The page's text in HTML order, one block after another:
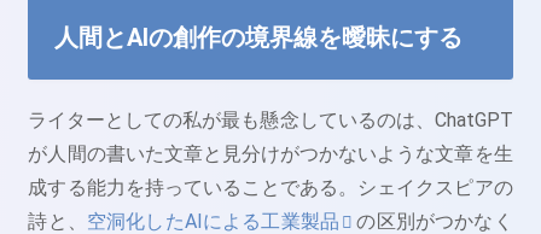
人間とAIの創作の境界線を曖昧にする
ライターとしての私が最も懸念しているのは、ChatGPT
が人間の書いた文章と見分けがつかないような文章を生
成する能力を持っていることである。シェイクスピアの
詩と、 空洞化したAIによる工業製品
の区別がつかなく